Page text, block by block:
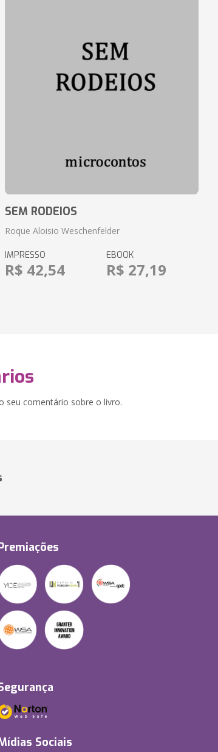
SEM RODEIOS
Roque Aloisio Weschenfelder
IMPRESSO
R$ 42,54
EBOOK
R$ 27,19
seu comentário sobre o livro.
Sociais